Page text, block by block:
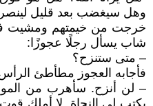
وهل سيغضب بعد قليل لينصر
خرجت من خيمتهم ومشيت
شاب يسأل رجلًا عجوزًا:
– متى ستنزح؟
فأجابه العجوز مطأطئ
– لن أنزح. سأهرب من